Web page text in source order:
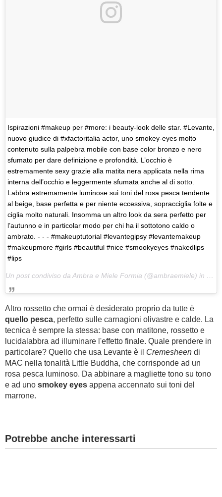
Ispirazioni #makeup per #more: i beauty-look delle star. #Levante,
nuovo giudice di #xfactoritalia actor, uno smokey-eyes molto
contenuto sulla palpebra mobile con base color bronzo e nero
sfumato per dare definizione e profondità. L’occhio è
estremamente sexy grazie alla matita nera applicata nella rima
interna dell’occhio e leggermente sfumata anche al di sotto.
Labbra estremamente luminose sui toni del rosa pesca tendente
al beige, base perfetta e per niente eccessiva, sopracciglia folte e
ciglia molto naturali. Insomma un altro look da sera perfetto per
l’autunno e in particolar modo per chi ha il sottotono caldo o
ambrato. - - - #makeuptutorial #levantegipsy #levantemakeup
#makeupmore #girls #beautiful #nice #smookyeyes #nakedlips
#lips
Un post condiviso da Ambra e Miele Formia (@ambraemiele) in data:
Altro rossetto che ormai è desiderato proprio da tutte è
quello pesca, perfetto sulle carnagioni olivastre e calde. La
tecnica è sempre la stessa: base con matitone, rossetto e
lucidalabbra ad illuminare l'effetto finale. Quale prendere in
particolare? Quello che usa Levante è il Cremesheen di
MAC nella tonalità Little Buddha, che corrisponde ad un
rosa pesca luminoso. Da abbinare a magliette tono su tono
e ad uno smokey eyes appena accennato sui toni del
marrone.
Potrebbe anche interessarti